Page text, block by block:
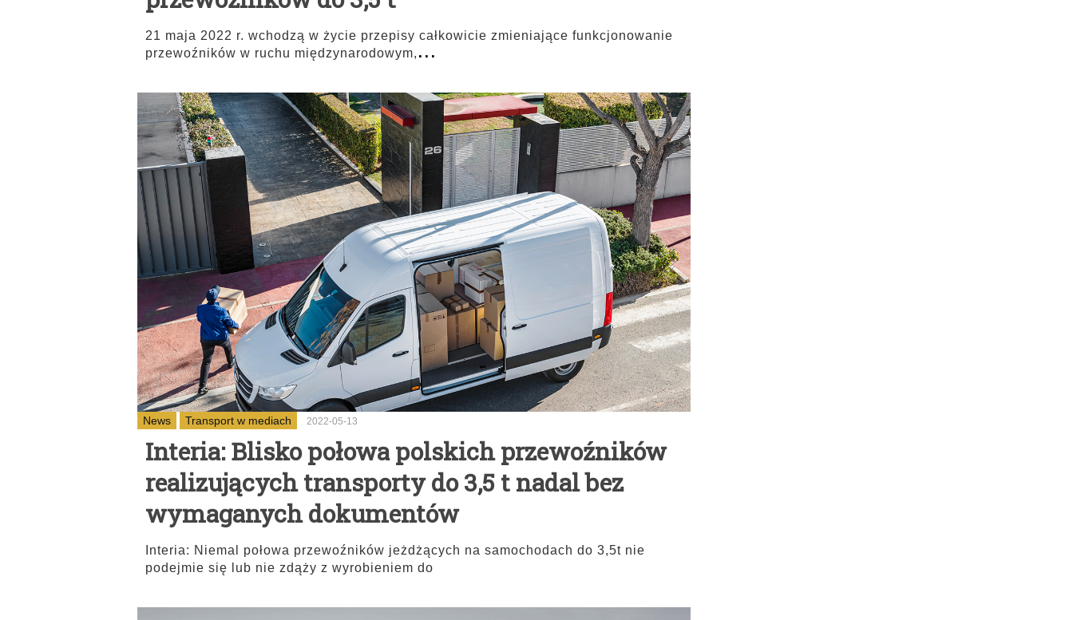
21 maja 2022 r. wchodzą w życie przepisy całkowicie zmieniające funkcjonowanie
przewoźników w ruchu międzynarodowym, ...
News Transport w mediach 2022-05-13
Interia: Blisko połowa polskich przewoźników
realizujących transporty do 3,5 t nadal bez
wymaganych dokumentów
Interia: Niemal połowa przewoźników jeżdżących na samochodach do 3,5t nie
podejmie się lub nie zdąży z wyrobieniem do